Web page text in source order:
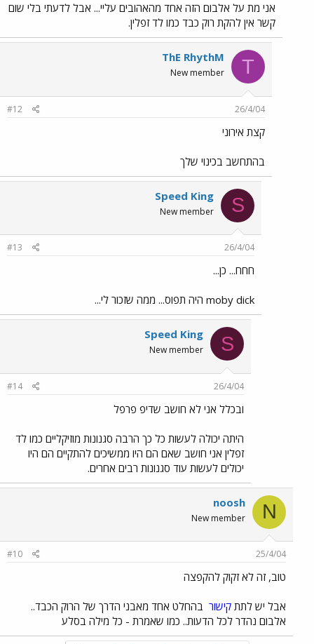
אני מת על אלבום הזה אחד מהאהובים עליי... אבל לדעתי בלי שום
קשר אין להקת רוק כבד כמו לד זפלין.
T
ThE RhythM
New member
26/4/04
#12
קצת אירוני
בהתחשב בכינוי שלך
S
Speed King
New member
26/4/04
#13
חחח... כן...
moby dick היה תפוס... ממה שזכור לי...
S
Speed King
New member
26/4/04
#14
ובכלל אני לא חושב שדיפ פרפל
היתה יכולה לעשות כל כך הרבה סגנונות מוזיקליים כמו לד
זפלין אני חושב שאם הם היו ממשיכים להתקיים הם היו
יכולים לעשות עוד סגנונות רבים אחרים.
N
noosh
New member
25/4/04
#10
טוב, זה לא זקוק להקפצה
אבל יש לתת קישור בהחלט אחד מאבני הדרך של הרוק הכבד..
אלבום נהדר לכל הדעות.. כמו שאמרת - כל מילה בסלע